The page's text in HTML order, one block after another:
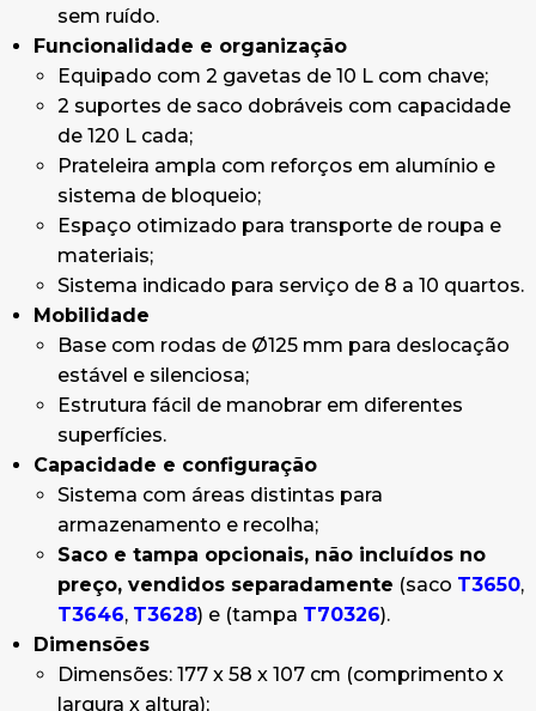
sem ruído.
Funcionalidade e organização
Equipado com 2 gavetas de 10 L com chave;
2 suportes de saco dobráveis com capacidade
de 120 L cada;
Prateleira ampla com reforços em alumínio e
sistema de bloqueio;
Espaço otimizado para transporte de roupa e
materiais;
Sistema indicado para serviço de 8 a 10 quartos.
Mobilidade
Base com rodas de Ø125 mm para deslocação
estável e silenciosa;
Estrutura fácil de manobrar em diferentes
superfícies.
Capacidade e configuração
Sistema com áreas distintas para
armazenamento e recolha;
Saco e tampa opcionais, não incluídos no
preço, vendidos separadamente (saco T3650,
T3646, T3628) e (tampa T70326).
Dimensões
Dimensões: 177 x 58 x 107 cm (comprimento x
largura x altura);